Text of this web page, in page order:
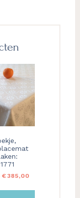
€ 385,00